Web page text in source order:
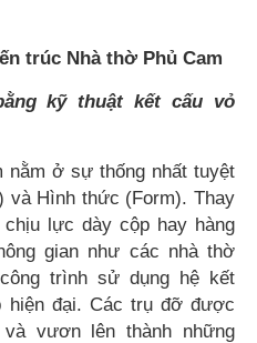
trúc Nhà thờ Phủ Cam
kỹ thuật kết cấu vỏ
nằm ở sự thống nhất tuyệt
và Hình thức (Form). Thay
lực dày cộp hay hàng
gian như các nhà thờ
công trình sử dụng hệ kết
hiện đại. Các trụ đỡ được
vươn lên thành những